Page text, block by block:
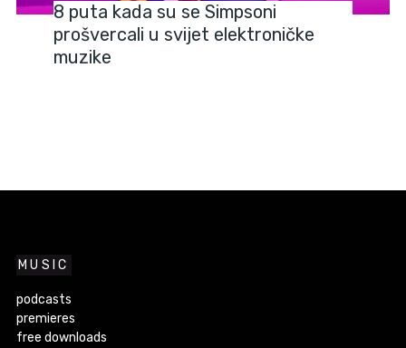
8 puta kada su se Simpsoni
prošvercali u svijet elektroničke
muzike
MUSIC
podcasts
premieres
free downloads